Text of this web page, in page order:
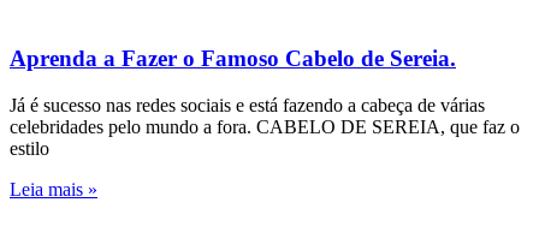
Aprenda a Fazer o Famoso Cabelo de Sereia.
Já é sucesso nas redes sociais e está fazendo a cabeça de várias
celebridades pelo mundo a fora. CABELO DE SEREIA, que faz o
estilo
Leia mais »